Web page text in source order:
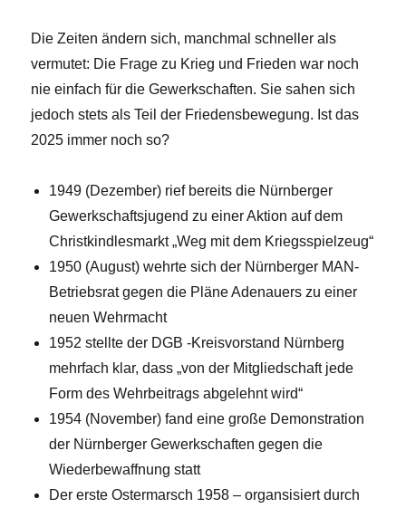
Die Zeiten ändern sich, manchmal schneller als
vermutet: Die Frage zu Krieg und Frieden war noch
nie einfach für die Gewerkschaften. Sie sahen sich
jedoch stets als Teil der Friedensbewegung. Ist das
2025 immer noch so?
1949 (Dezember) rief bereits die Nürnberger
Gewerkschaftsjugend zu einer Aktion auf dem
Christkindlesmarkt „Weg mit dem Kriegsspielzeug“
1950 (August) wehrte sich der Nürnberger MAN-
Betriebsrat gegen die Pläne Adenauers zu einer
neuen Wehrmacht
1952 stellte der DGB -Kreisvorstand Nürnberg
mehrfach klar, dass „von der Mitgliedschaft jede
Form des Wehrbeitrags abgelehnt wird“
1954 (November) fand eine große Demonstration
der Nürnberger Gewerkschaften gegen die
Wiederbewaffnung statt
Der erste Ostermarsch 1958 – organsisiert durch